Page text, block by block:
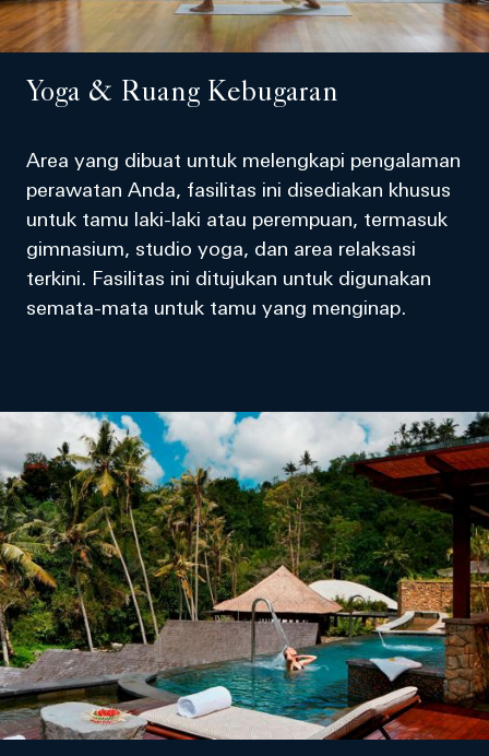
Yoga & Ruang Kebugaran
Area yang dibuat untuk melengkapi pengalaman
perawatan Anda, fasilitas ini disediakan khusus
untuk tamu laki-laki atau perempuan, termasuk
gimnasium, studio yoga, dan area relaksasi
terkini. Fasilitas ini ditujukan untuk digunakan
semata-mata untuk tamu yang menginap.